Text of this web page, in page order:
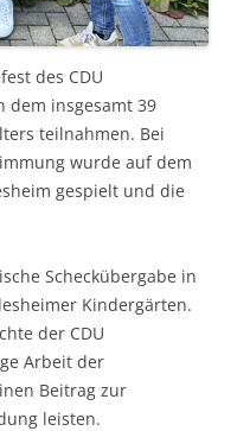
des CDU
dem insgesamt 39
teilnahmen. Bei
wurde auf dem
gespielt und die
Scheckübergabe in
Kindergärten.
der CDU
Arbeit der
Beitrag zur
leisten.